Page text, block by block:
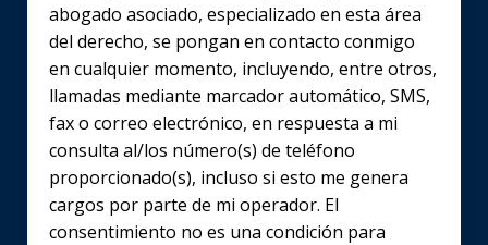
abogado asociado, especializado en esta área
del derecho, se pongan en contacto conmigo
en cualquier momento, incluyendo, entre otros,
llamadas mediante marcador automático, SMS,
fax o correo electrónico, en respuesta a mi
consulta al/los número(s) de teléfono
proporcionado(s), incluso si esto me genera
cargos por parte de mi operador. El
consentimiento no es una condición para